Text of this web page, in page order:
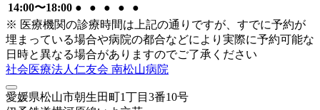
14:00〜18:00 ● ● ● ●
●
※ 医療機関の診療時間は上記の通りですが、すでに予約が
埋まっている場合や病院の都合などにより実際に予約可能な
日時と異なる場合がありますのでご了承ください
社会医療法人仁友会 南松山病院
愛媛県松山市朝生田町1丁目3番10号